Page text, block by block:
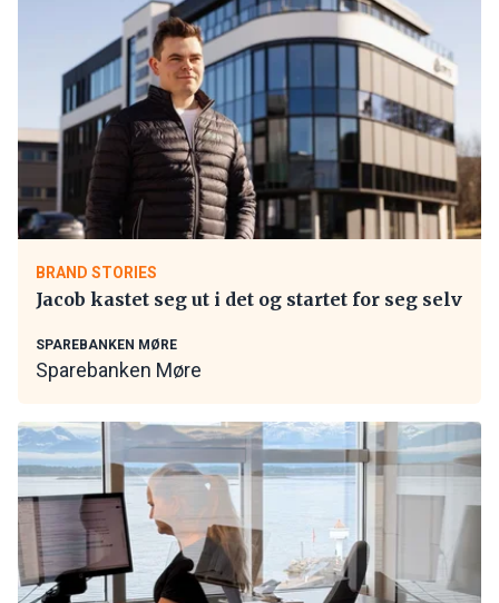
BRAND STORIES
Jacob kastet seg ut i det og startet for seg selv
SPAREBANKEN MØRE
Sparebanken Møre